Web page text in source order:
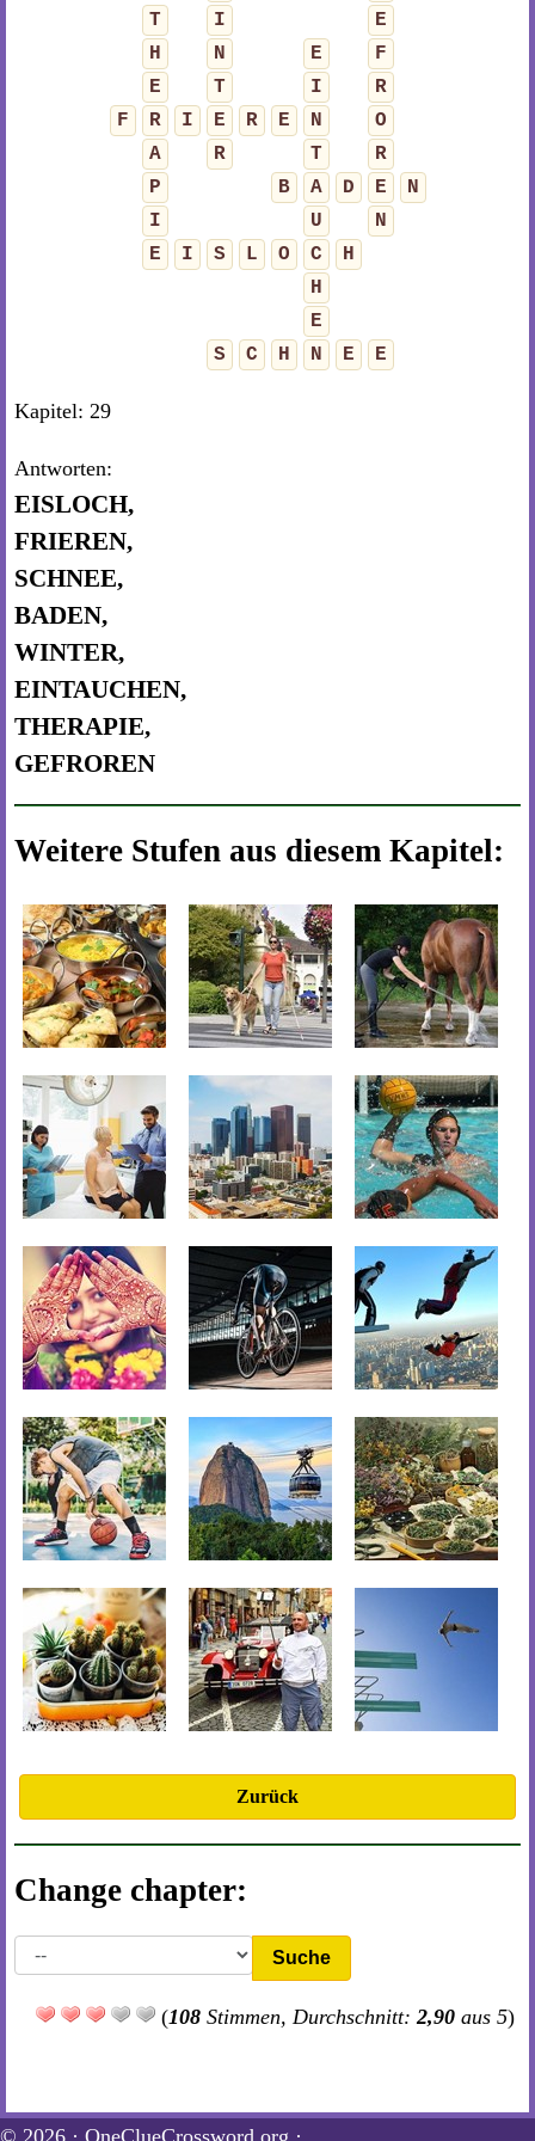
T I
E
H
N E
F
E
T I
R
F
R I E R E N
O
A
R T
R
P
B A D E
N
I
U
N
E
I S L O C
H
H
E
S
C H N E E
Kapitel: 29
Antworten:
EISLOCH,
FRIEREN,
SCHNEE,
BADEN,
WINTER,
EINTAUCHEN,
THERAPIE,
GEFROREN
Weitere Stufen aus diesem Kapitel:
Zurück
Change chapter:
Suche
(108 Stimmen, Durchschnitt: 2,90 aus 5)
© 2026 · OneClueCrossword.org ·